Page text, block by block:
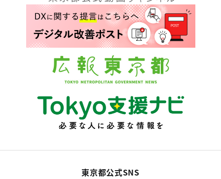
東京都公式SNS